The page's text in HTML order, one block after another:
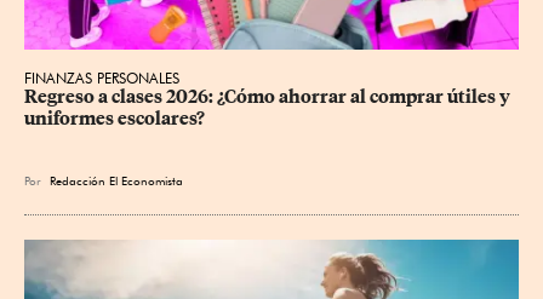
FINANZAS PERSONALES
Regreso a clases 2026: ¿Cómo ahorrar al comprar útiles y
uniformes escolares?
Por Redacción El Economista